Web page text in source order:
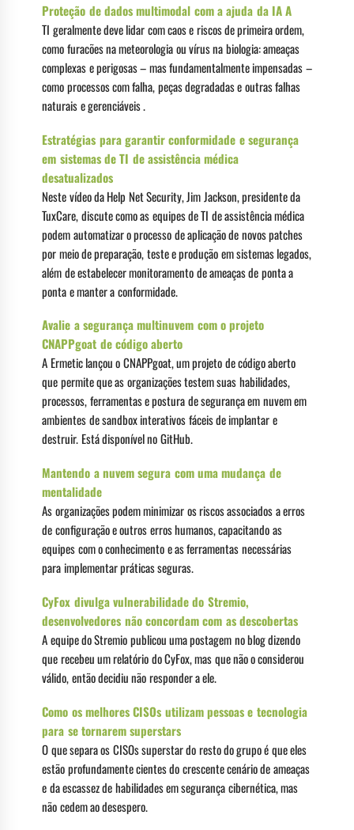
Proteção de dados multimodal com a ajuda da IA ​​A
TI geralmente deve lidar com caos e riscos de primeira ordem,
como furacões na meteorologia ou vírus na biologia: ameaças
complexas e perigosas – mas fundamentalmente impensadas –
como processos com falha, peças degradadas e outras falhas
naturais e gerenciáveis .
Estratégias para garantir conformidade e segurança
em sistemas de TI de assistência médica
desatualizados
Neste vídeo da Help Net Security, Jim Jackson, presidente da
TuxCare, discute como as equipes de TI de assistência médica
podem automatizar o processo de aplicação de novos patches
por meio de preparação, teste e produção em sistemas legados,
além de estabelecer monitoramento de ameaças de ponta a
ponta e manter a conformidade.
Avalie a segurança multinuvem com o projeto
CNAPPgoat de código aberto
A Ermetic lançou o CNAPPgoat, um projeto de código aberto
que permite que as organizações testem suas habilidades,
processos, ferramentas e postura de segurança em nuvem em
ambientes de sandbox interativos fáceis de implantar e
destruir. Está disponível no GitHub.
Mantendo a nuvem segura com uma mudança de
mentalidade
As organizações podem minimizar os riscos associados a erros
de configuração e outros erros humanos, capacitando as
equipes com o conhecimento e as ferramentas necessárias
para implementar práticas seguras.
CyFox divulga vulnerabilidade do Stremio,
desenvolvedores não concordam com as descobertas
A equipe do Stremio publicou uma postagem no blog dizendo
que recebeu um relatório do CyFox, mas que não o considerou
válido, então decidiu não responder a ele.
Como os melhores CISOs utilizam pessoas e tecnologia
para se tornarem superstars
O que separa os CISOs superstar do resto do grupo é que eles
estão profundamente cientes do crescente cenário de ameaças
e da escassez de habilidades em segurança cibernética, mas
não cedem ao desespero.